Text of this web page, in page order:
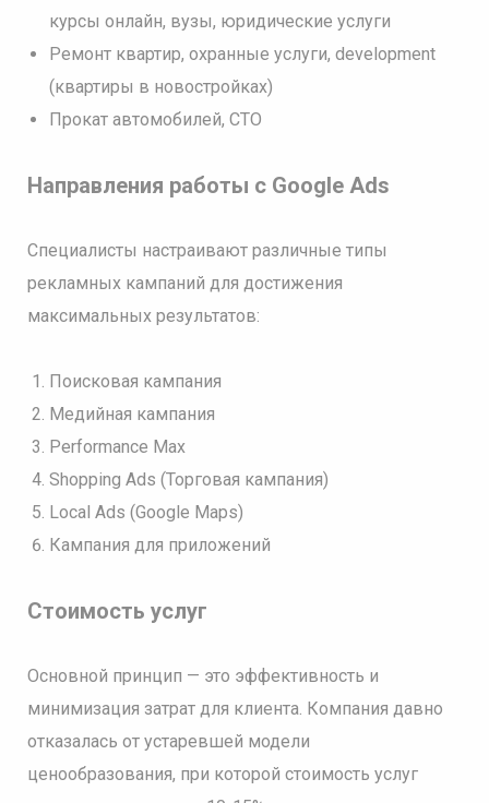
курсы онлайн, вузы, юридические услуги
Ремонт квартир, охранные услуги, development
(квартиры в новостройках)
Прокат автомобилей, СТО
Направления работы с Google Ads
Специалисты настраивают различные типы
рекламных кампаний для достижения
максимальных результатов:
Поисковая кампания
Медийная кампания
Performance Max
Shopping Ads (Торговая кампания)
Local Ads (Google Maps)
Кампания для приложений
Стоимость услуг
Основной принцип — это эффективность и
минимизация затрат для клиента. Компания давно
отказалась от устаревшей модели
ценообразования, при которой стоимость услуг